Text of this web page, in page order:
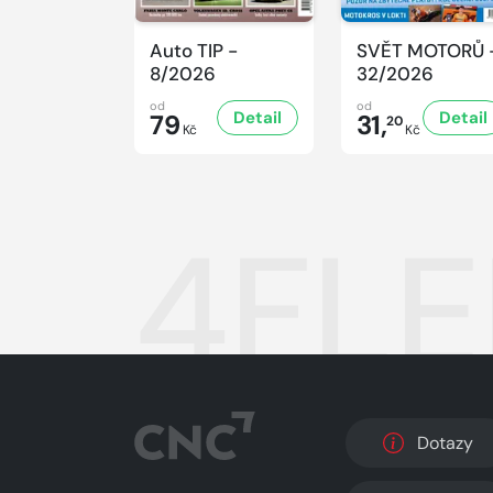
Auto TIP -
8/2026
od
79 Kč
Detail
SVĚT MOTORŮ
32/2026
od
31,20Kč
Detail
Dotazy